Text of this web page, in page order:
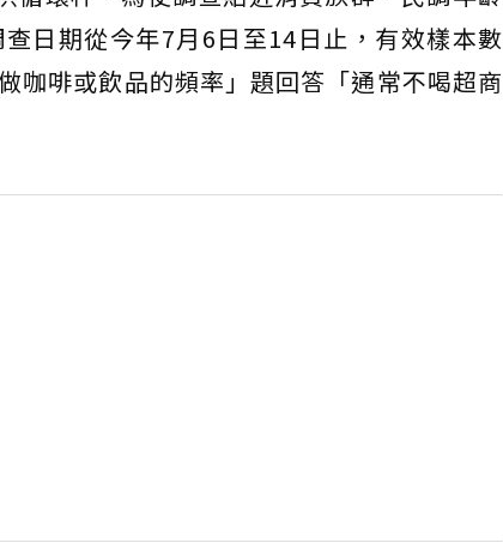
日期從今年7月6日至14日止，有效樣本數
咖啡或飲品的頻率」題回答「通常不喝超商